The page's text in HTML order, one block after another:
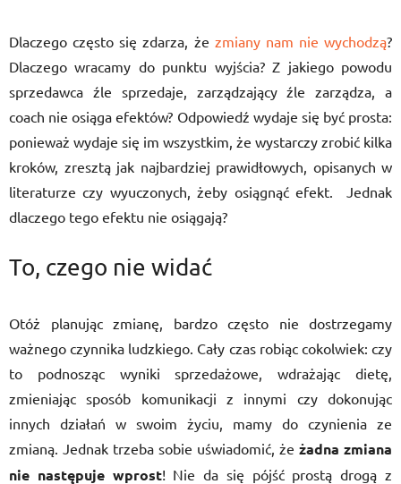
Dlaczego często się zdarza, że zmiany nam nie wychodzą?
Dlaczego wracamy do punktu wyjścia? Z jakiego powodu
sprzedawca źle sprzedaje, zarządzający źle zarządza, a
coach nie osiąga efektów? Odpowiedź wydaje się być prosta:
ponieważ wydaje się im wszystkim, że wystarczy zrobić kilka
kroków, zresztą jak najbardziej prawidłowych, opisanych w
literaturze czy wyuczonych, żeby osiągnąć efekt. Jednak
dlaczego tego efektu nie osiągają?
To, czego nie widać
Otóż planując zmianę, bardzo często nie dostrzegamy
ważnego czynnika ludzkiego. Cały czas robiąc cokolwiek: czy
to podnosząc wyniki sprzedażowe, wdrażając dietę,
zmieniając sposób komunikacji z innymi czy dokonując
innych działań w swoim życiu, mamy do czynienia ze
zmianą. Jednak trzeba sobie uświadomić, że żadna zmiana
nie następuje wprost! Nie da się pójść prostą drogą z